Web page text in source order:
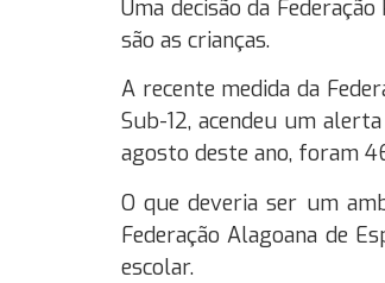
Uma decisão da
são as crianças.
A recente medida da
Sub-12, acendeu um
agosto deste ano, foram
O que deveria ser um
Federação Alagoana de
escolar.